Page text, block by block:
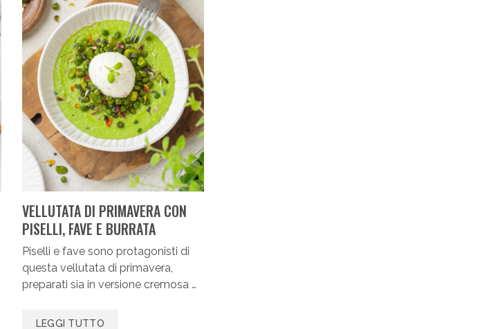
VELLUTATA DI PRIMAVERA CON
PISELLI, FAVE E BURRATA
Piselli e fave sono protagonisti di
questa vellutata di primavera,
preparati sia in versione cremosa …
LEGGI TUTTO